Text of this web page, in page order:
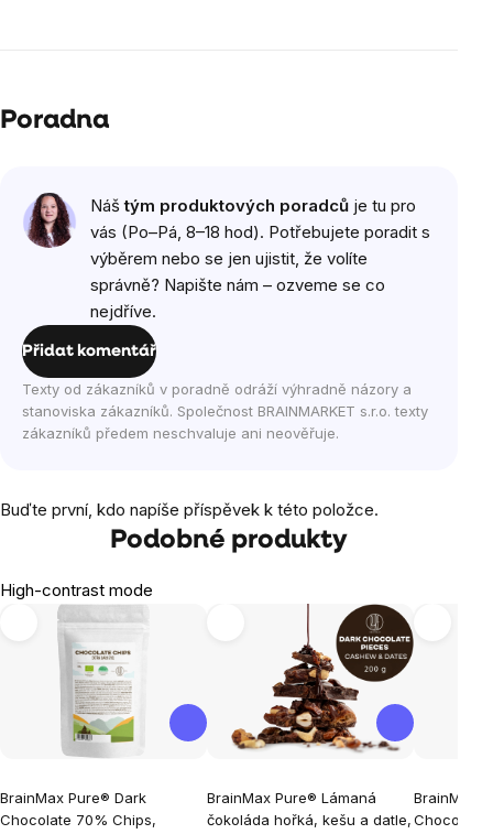
Poradna
Náštým produktových poradců je tu pro
vás (Po–Pá, 8–18 hod). Potřebujete poradit s
výběrem nebo se jen ujistit, že volíte
správně? Napište nám – ozveme se co
nejdříve.
Přidat komentář
Texty od zákazníků v poradně odráží výhradně názory a
stanoviska zákazníků. Společnost BRAINMARKET s.r.o. texty
zákazníků předem neschvaluje ani neověřuje.
Buďte první, kdo napíše příspěvek k této položce.
Podobné produkty
High-contrast mode
BrainMax Pure® Dark
Chocolate 70% Chips,
BrainMax Pure® Lámaná
čokoláda hořká, kešu a datle,
BrainMax
Chocolate